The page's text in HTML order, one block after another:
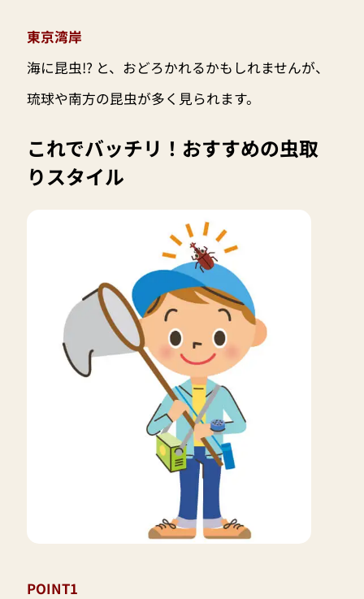
東京湾岸
海に昆虫!? と、おどろかれるかもしれませんが、
琉球や南方の昆虫が多く見られます。
これでバッチリ！おすすめの虫取
りスタイル
POINT1